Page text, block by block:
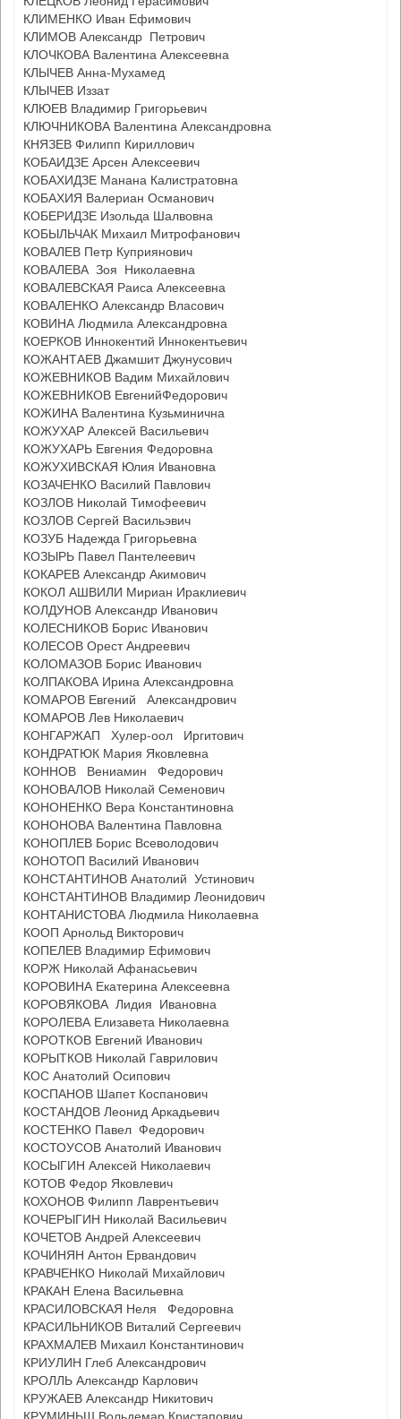
КЛИМЕНКО Иван Ефимович
КЛИМОВ Александр Петрович
КЛОЧКОВА Валентина Алексеевна
КЛЫЧЕВ Анна-Мухамед
КЛЫЧЕВ Иззат
КЛЮЕВ Владимир Григорьевич
КЛЮЧНИКОВА Валентина Александровна
КНЯЗЕВ Филипп Кириллович
КОБАИДЗЕ Арсен Алексеевич
КОБАХИДЗЕ Манана Калистратовна
КОБАХИЯ Валериан Османович
КОБЕРИДЗЕ Изольда Шалвовна
КОБЫЛЬЧАК Михаил Митрофанович
КОВАЛЕВ Петр Куприянович
КОВАЛЕВА Зоя Николаевна
КОВАЛЕВСКАЯ Раиса Алексеевна
КОВАЛЕНКО Александр Власович
КОВИНА Людмила Александровна
КОЕРКОВ Иннокентий Иннокентьевич
КОЖАНТАЕВ Джамшит Джунусович
КОЖЕВНИКОВ Вадим Михайлович
КОЖЕВНИКОВ ЕвгенийФедорович
КОЖИНА Валентина Кузьминична
КОЖУХАР Алексей Васильевич
КОЖУХАРЬ Евгения Федоровна
КОЖУХИВСКАЯ Юлия Ивановна
КОЗАЧЕНКО Василий Павлович
КОЗЛОВ Николай Тимофеевич
КОЗЛОВ Сергей Васильэвич
КОЗУБ Надежда Григорьевна
КОЗЫРЬ Павел Пантелеевич
КОКАРЕВ Александр Акимович
КОКОЛ АШВИЛИ Мириан Ираклиевич
КОЛДУНОВ Александр Иванович
КОЛЕСНИКОВ Борис Иванович
КОЛЕСОВ Орест Андреевич
КОЛОМАЗОВ Борис Иванович
КОЛПАКОВА Ирина Александровна
КОМАРОВ Евгений Александрович
КОМАРОВ Лев Николаевич
КОНГАРЖАП Хулер-оол Иргитович
КОНДРАТЮК Мария Яковлевна
КОННОВ Вениамин Федорович
КОНОВАЛОВ Николай Семенович
КОНОНЕНКО Вера Константиновна
КОНОНОВА Валентина Павловна
КОНОПЛЕВ Борис Всеволодович
КОНОТОП Василий Иванович
КОНСТАНТИНОВ Анатолий Устинович
КОНСТАНТИНОВ Владимир Леонидович
КОНТАНИСТОВА Людмила Николаевна
КООП Арнольд Викторович
КОПЕЛЕВ Владимир Ефимович
КОРЖ Николай Афанасьевич
КОРОВИНА Екатерина Алексеевна
КОРОВЯКОВА Лидия Ивановна
КОРОЛЕВА Елизавета Николаевна
КОРОТКОВ Евгений Иванович
КОРЫТКОВ Николай Гаврилович
КОС Анатолий Осипович
КОСПАНОВ Шапет Коспанович
КОСТАНДОВ Леонид Аркадьевич
КОСТЕНКО Павел Федорович
КОСТОУСОВ Анатолий Иванович
КОСЫГИН Алексей Николаевич
КОТОВ Федор Яковлевич
КОХОНОВ Филипп Лаврентьевич
КОЧЕРЫГИН Николай Васильевич
КОЧЕТОВ Андрей Алексеевич
КОЧИНЯН Антон Ервандович
КРАВЧЕНКО Николай Михайлович
КРАКАН Елена Васильевна
КРАСИЛОВСКАЯ Неля Федоровна
КРАСИЛЬНИКОВ Виталий Сергеевич
КРАХМАЛЕВ Михаил Константинович
КРИУЛИН Глеб Александрович
КРОЛЛЬ Александр Карлович
КРУЖАЕВ Александр Никитович
КРУМИНЬШ Вольдемар Кристапович